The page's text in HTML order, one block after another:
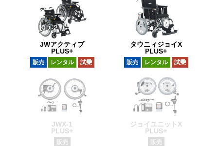
JWアクティブ
PLUS+
販売 レンタル 試乗
タウニィジョイX
PLUS+
販売 レンタル 試乗
JWX-1
PLUS+
販売
ジョイユニットX
PLUS+
販売